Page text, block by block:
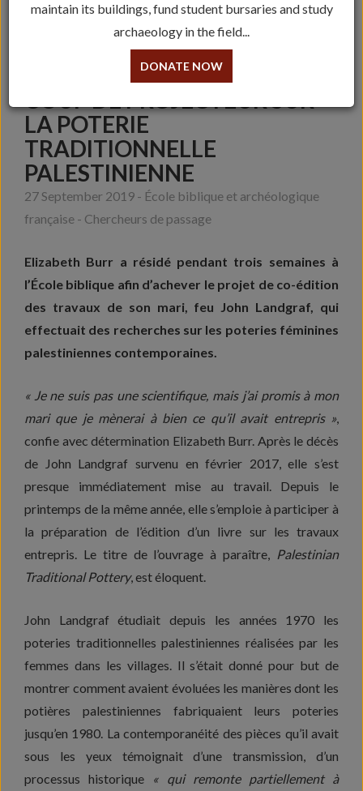
COUP DE PROJECTEUR SUR
LA POTERIE
TRADITIONNELLE
PALESTINIENNE
27 September 2019 - École biblique et archéologique
française - Chercheurs de passage
Elizabeth Burr a résidé pendant trois semaines à
l’École biblique afin d’achever le projet de co-édition
des travaux de son mari, feu John Landgraf, qui
effectuait des recherches sur les poteries féminines
palestiniennes contemporaines.
« Je ne suis pas une scientifique, mais j’ai promis à mon
mari que je mènerai à bien ce qu’il avait entrepris »,
confie avec détermination Elizabeth Burr. Après le décès
de John Landgraf survenu en février 2017, elle s’est
presque immédiatement mise au travail. Depuis le
printemps de la même année, elle s’emploie à participer à
la préparation de l’édition d’un livre sur les travaux
entrepris. Le titre de l’ouvrage à paraître, Palestinian
Traditional Pottery, est éloquent.
John Landgraf étudiait depuis les années 1970 les
poteries traditionnelles palestiniennes réalisées par les
femmes dans les villages. Il s’était donné pour but de
montrer comment avaient évoluées les manières dont les
potières palestiniennes fabriquaient leurs poteries
jusqu’en 1980. La contemporanéité des pièces qu’il avait
sous les yeux témoignait d’une transmission, d’un
processus historique « qui remonte partiellement à
maintain its buildings, fund student bursaries and study
archaeology in the field...
DONATE NOW